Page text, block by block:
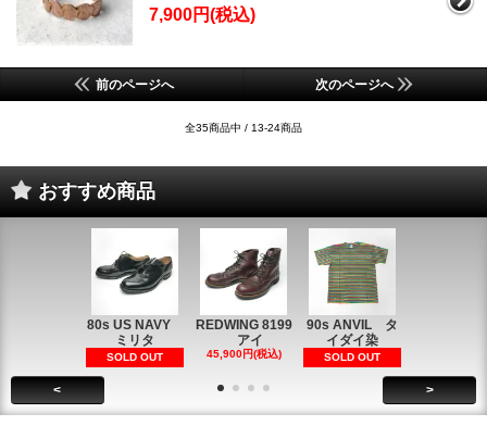
7,900円(税込)
前のページへ 次のページへ
全35商品中 / 13-24商品
おすすめ商品
80s US NAVY
ミリタ
SOLD OUT
REDWING 8199
アイ
45,900円(税込)
90s ANVIL タ
イダイ染
SOLD OUT
< >